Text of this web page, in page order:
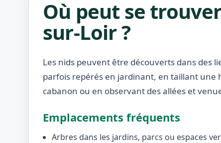
Où peut se
sur-Loir ?
Les nids peuvent être découverts dans des
parfois repérés en jardinant, en taillant
cabanon ou en observant des allées et
Emplacements fréquents
Arbres dans les jardins, parcs ou espaces